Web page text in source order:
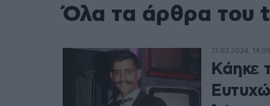
Όλα τα άρθρα του
Κάηκε
31.03.2024, 14:09